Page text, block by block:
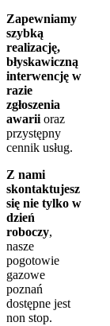
Zapewniamy
szybką
realizację,
błyskawiczną
interwencję w
razie
zgłoszenia
awariioraz
przystępny
cennik usług.
Z nami
skontaktujesz
się nie tylko w
dzień
roboczy,
nasze
pogotowie
gazowe
poznań
dostępne jest
non stop.